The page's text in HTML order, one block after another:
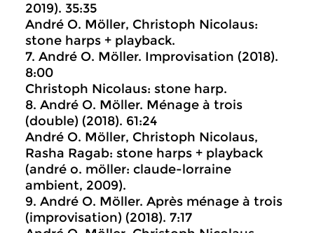
2019). 35:35
André O. Möller, Christoph Nicolaus:
stone harps + playback.
7. André O. Möller. Improvisation (2018).
8:00
Christoph Nicolaus: stone harp.
8. André O. Möller. Ménage à trois
(double) (2018). 61:24
André O. Möller, Christoph Nicolaus,
Rasha Ragab: stone harps + playback
(andré o. möller: claude-lorraine
ambient, 2009).
9. André O. Möller. Après ménage à trois
(improvisation) (2018). 7:17